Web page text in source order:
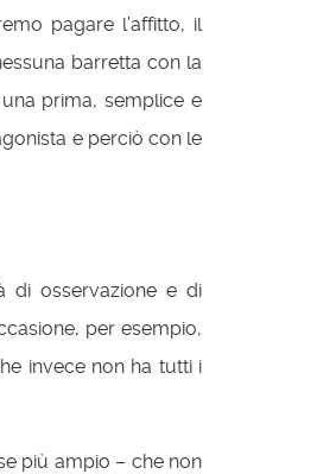
pagare l’affitto, il
barretta con la
prima, semplice e
e perciò con le
di osservazione e di
per esempio,
invece non ha tutti i
più ampio – che non